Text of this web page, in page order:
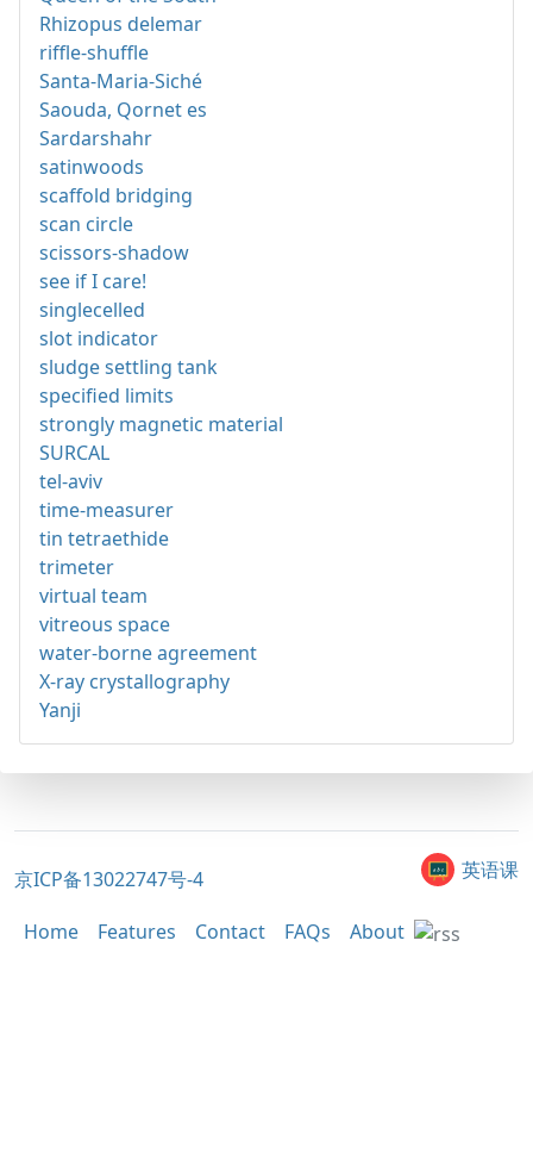
Rhizopus delemar
riffle-shuffle
Santa-Maria-Siché
Saouda, Qornet es
Sardarshahr
satinwoods
scaffold bridging
scan circle
scissors-shadow
see if I care!
singlecelled
slot indicator
sludge settling tank
specified limits
strongly magnetic material
SURCAL
tel-aviv
time-measurer
tin tetraethide
trimeter
virtual team
vitreous space
water-borne agreement
X-ray crystallography
Yanji
京ICP备13022747号-4 英语课
Home Features Contact FAQs About